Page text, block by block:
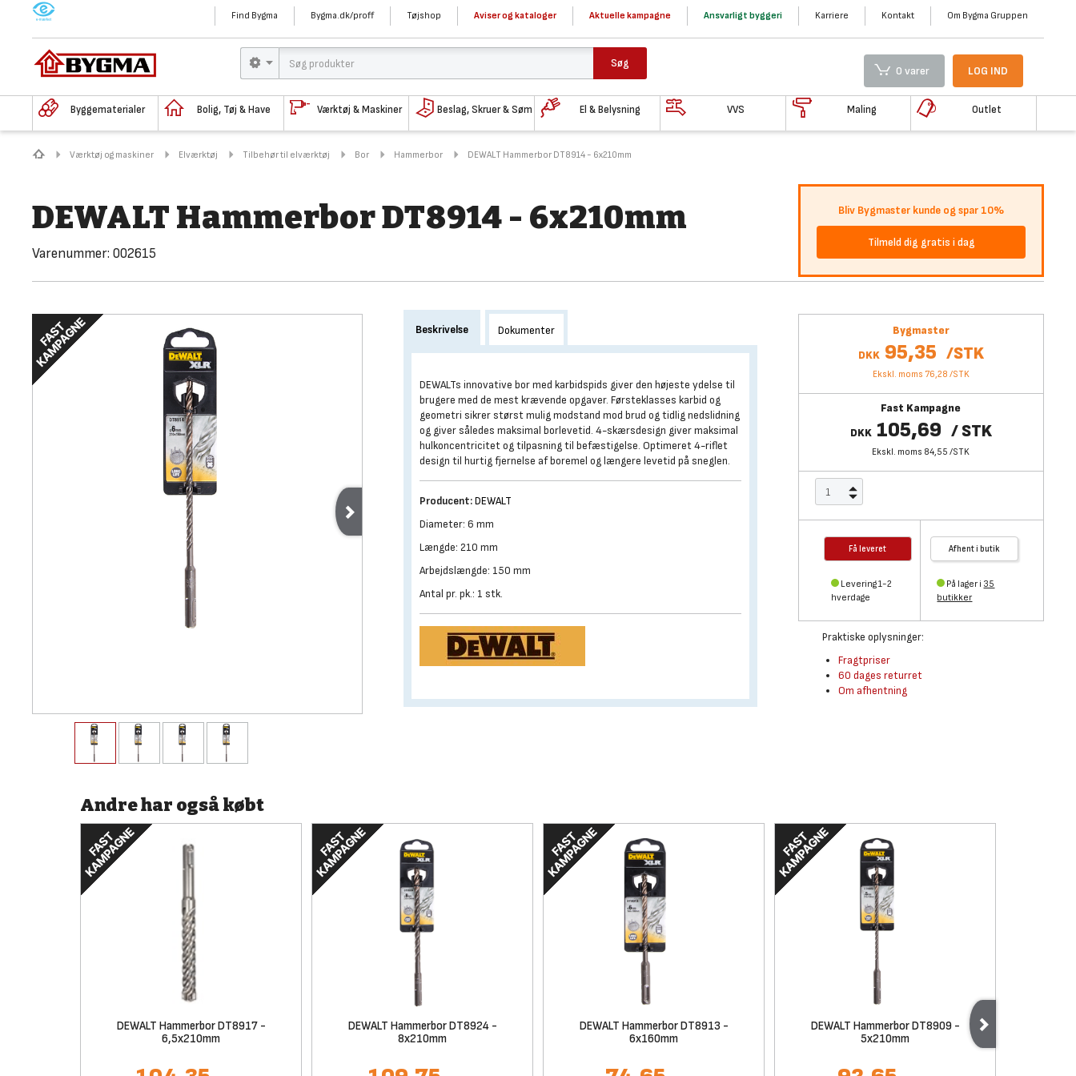
M Find Bygma Bygma.dk/proff Tøjshop Aviser og kataloger Aktuelle kampagne Ansvarligt byggeri Karriere Kontakt Om Bygma Gruppen
Søg
0 varer LOG IND
Byggematerialer Bolig, Tøj & Have Værktøj & Maskiner Beslag, Skruer & Søm El & Belysning VVS Maling Outlet
Værktøj og maskiner Elværktøj Tilbehør til elværktøj Bor Hammerbor DEWALT Hammerbor DT8914 - 6x210mm
DEWALT Hammerbor DT8914 - 6x210mm
Varenummer: 002615
Bliv Bygmaster kunde og spar 10%
Tilmeld dig gratis i dag
Bygmaster
DKK 95,35 /STK
Ekskl. moms 76,28 /STK
Fast Kampagne
DKK 105,69 /STK
Ekskl. moms 84,55 /STK
Få leveret
Levering 1-2
hverdage
Afhent i butik
På lager i 35
butikker
Praktiske oplysninger:
Fragtpriser
60 dages returret
Om afhentning
Beskrivelse Dokumenter
DEWALTs innovative bor med karbidspids giver den højeste ydelse til
brugere med de mest krævende opgaver. Førsteklasses karbid og
geometri sikrer størst mulig modstand mod brud og tidlig nedslidning
og giver således maksimal borlevetid. 4-skærsdesign giver maksimal
hulkoncentricitet og tilpasning til befæstigelse. Optimeret 4-riflet
design til hurtig fjernelse af boremel og længere levetid på sneglen.
Producent:DEWALT
Diameter: 6 mm
Længde: 210 mm
Arbejdslængde: 150 mm
Antal pr. pk.: 1 stk.
Andre har også købt
DEWALT Hammerbor DT8917 -
6,5x210mm
DEWALT Hammerbor DT8924 -
8x210mm
DEWALT Hammerbor DT8913 -
6x160mm
DEWALT Hammerbor DT8909 -
5x210mm